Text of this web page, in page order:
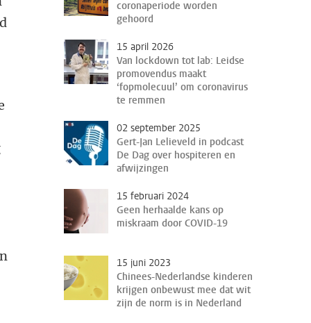
coronaperiode worden
gehoord
15 april 2026
Van lockdown tot lab: Leidse
promovendus maakt
‘fopmolecuul’ om coronavirus
te remmen
02 september 2025
Gert-Jan Lelieveld in podcast
De Dag over hospiteren en
afwijzingen
15 februari 2024
Geen herhaalde kans op
miskraam door COVID-19
15 juni 2023
Chinees-Nederlandse kinderen
krijgen onbewust mee dat wit
zijn de norm is in Nederland